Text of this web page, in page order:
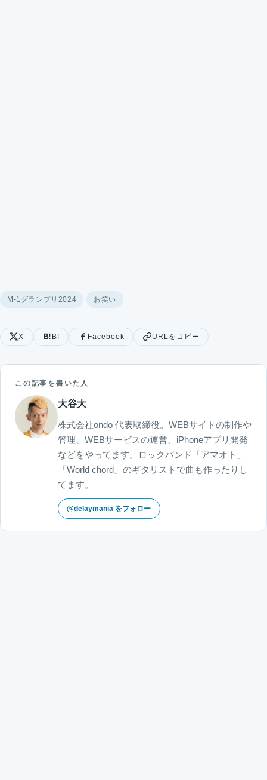
M-1グランプリ2024 お笑い
X B! Facebook URLをコピー
この記事を書いた人
大谷大
株式会社ondo 代表取締役。WEBサイトの制作や
管理、WEBサービスの運営、iPhoneアプリ開発
などをやってます。ロックバンド「アマオト」
「World chord」のギタリストで曲も作ったりし
てます。
@delaymania をフォロー